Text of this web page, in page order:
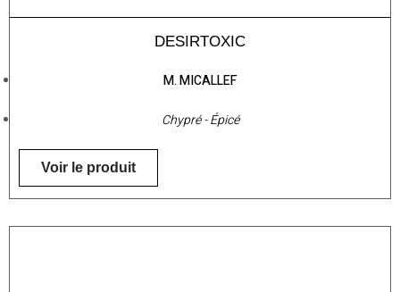
DESIRTOXIC
M. MICALLEF
Chypré - Épicé
Voir le produit